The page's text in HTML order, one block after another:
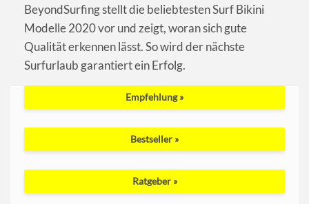
BeyondSurfing stellt die beliebtesten Surf Bikini
Modelle 2020 vor und zeigt, woran sich gute
Qualität erkennen lässt. So wird der nächste
Surfurlaub garantiert ein Erfolg.
Empfehlung »
Bestseller »
Ratgeber »